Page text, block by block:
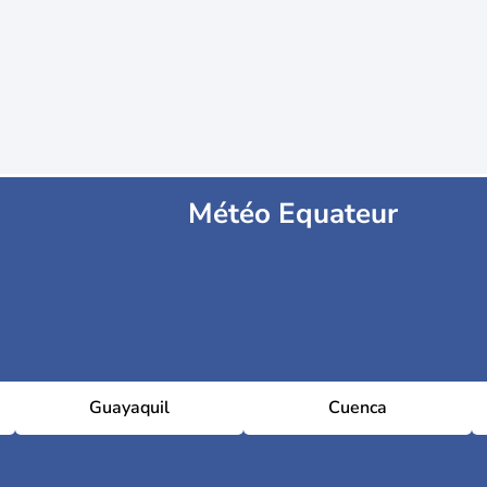
Météo Equateur
Guayaquil Cuenca